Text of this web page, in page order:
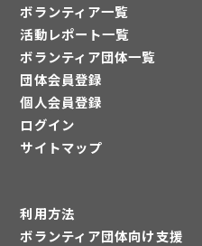
ボランティア一覧
活動レポート一覧
ボランティア団体一覧
団体会員登録
個人会員登録
ログイン
サイトマップ
利用方法
ボランティア団体向け支援